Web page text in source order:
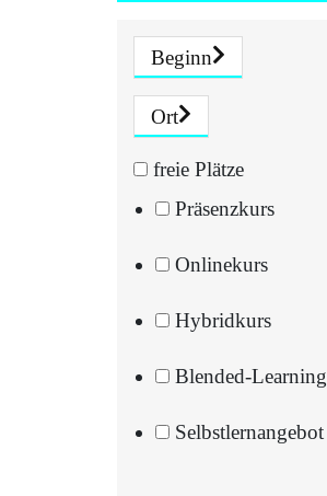
Beginn
Ort
freie Plätze
Präsenzkurs
Onlinekurs
Hybridkurs
Blended-Learning
Selbstlernangebot